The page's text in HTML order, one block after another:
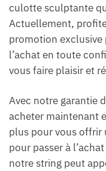
culotte sculptante
Actuellement,
promotion exclusive
l’achat en toute
vous faire plaisir et
Avec notre garantie
acheter maintenant
plus pour vous offrir
pour passer à
notre string peut